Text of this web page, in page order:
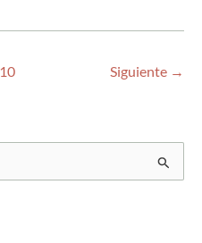
10 Siguiente →